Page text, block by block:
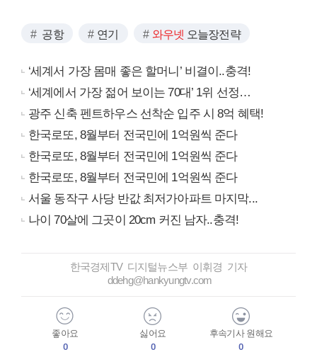
공항 연기 와우넷 오늘장전략
‘세계서 가장 몸매 좋은 할머니’ 비결이..충격!
‘세계에서 가장 젊어 보이는 70대’ 1위 선정…
광주 신축 펜트하우스 선착순 입주 시 8억 혜택!
한국로또, 8월부터 전국민에 1억원씩 준다
한국로또, 8월부터 전국민에 1억원씩 준다
한국로또, 8월부터 전국민에 1억원씩 준다
서울 동작구 사당 반값 최저가아파트 마지막...
나이 70살에 그곳이 20cm 커진 남자..충격!
한국경제TV 디지털뉴스부 이휘경 기자
ddehg@hankyungtv.com
좋아요
0
싫어요
0
후속기사 원해요
0